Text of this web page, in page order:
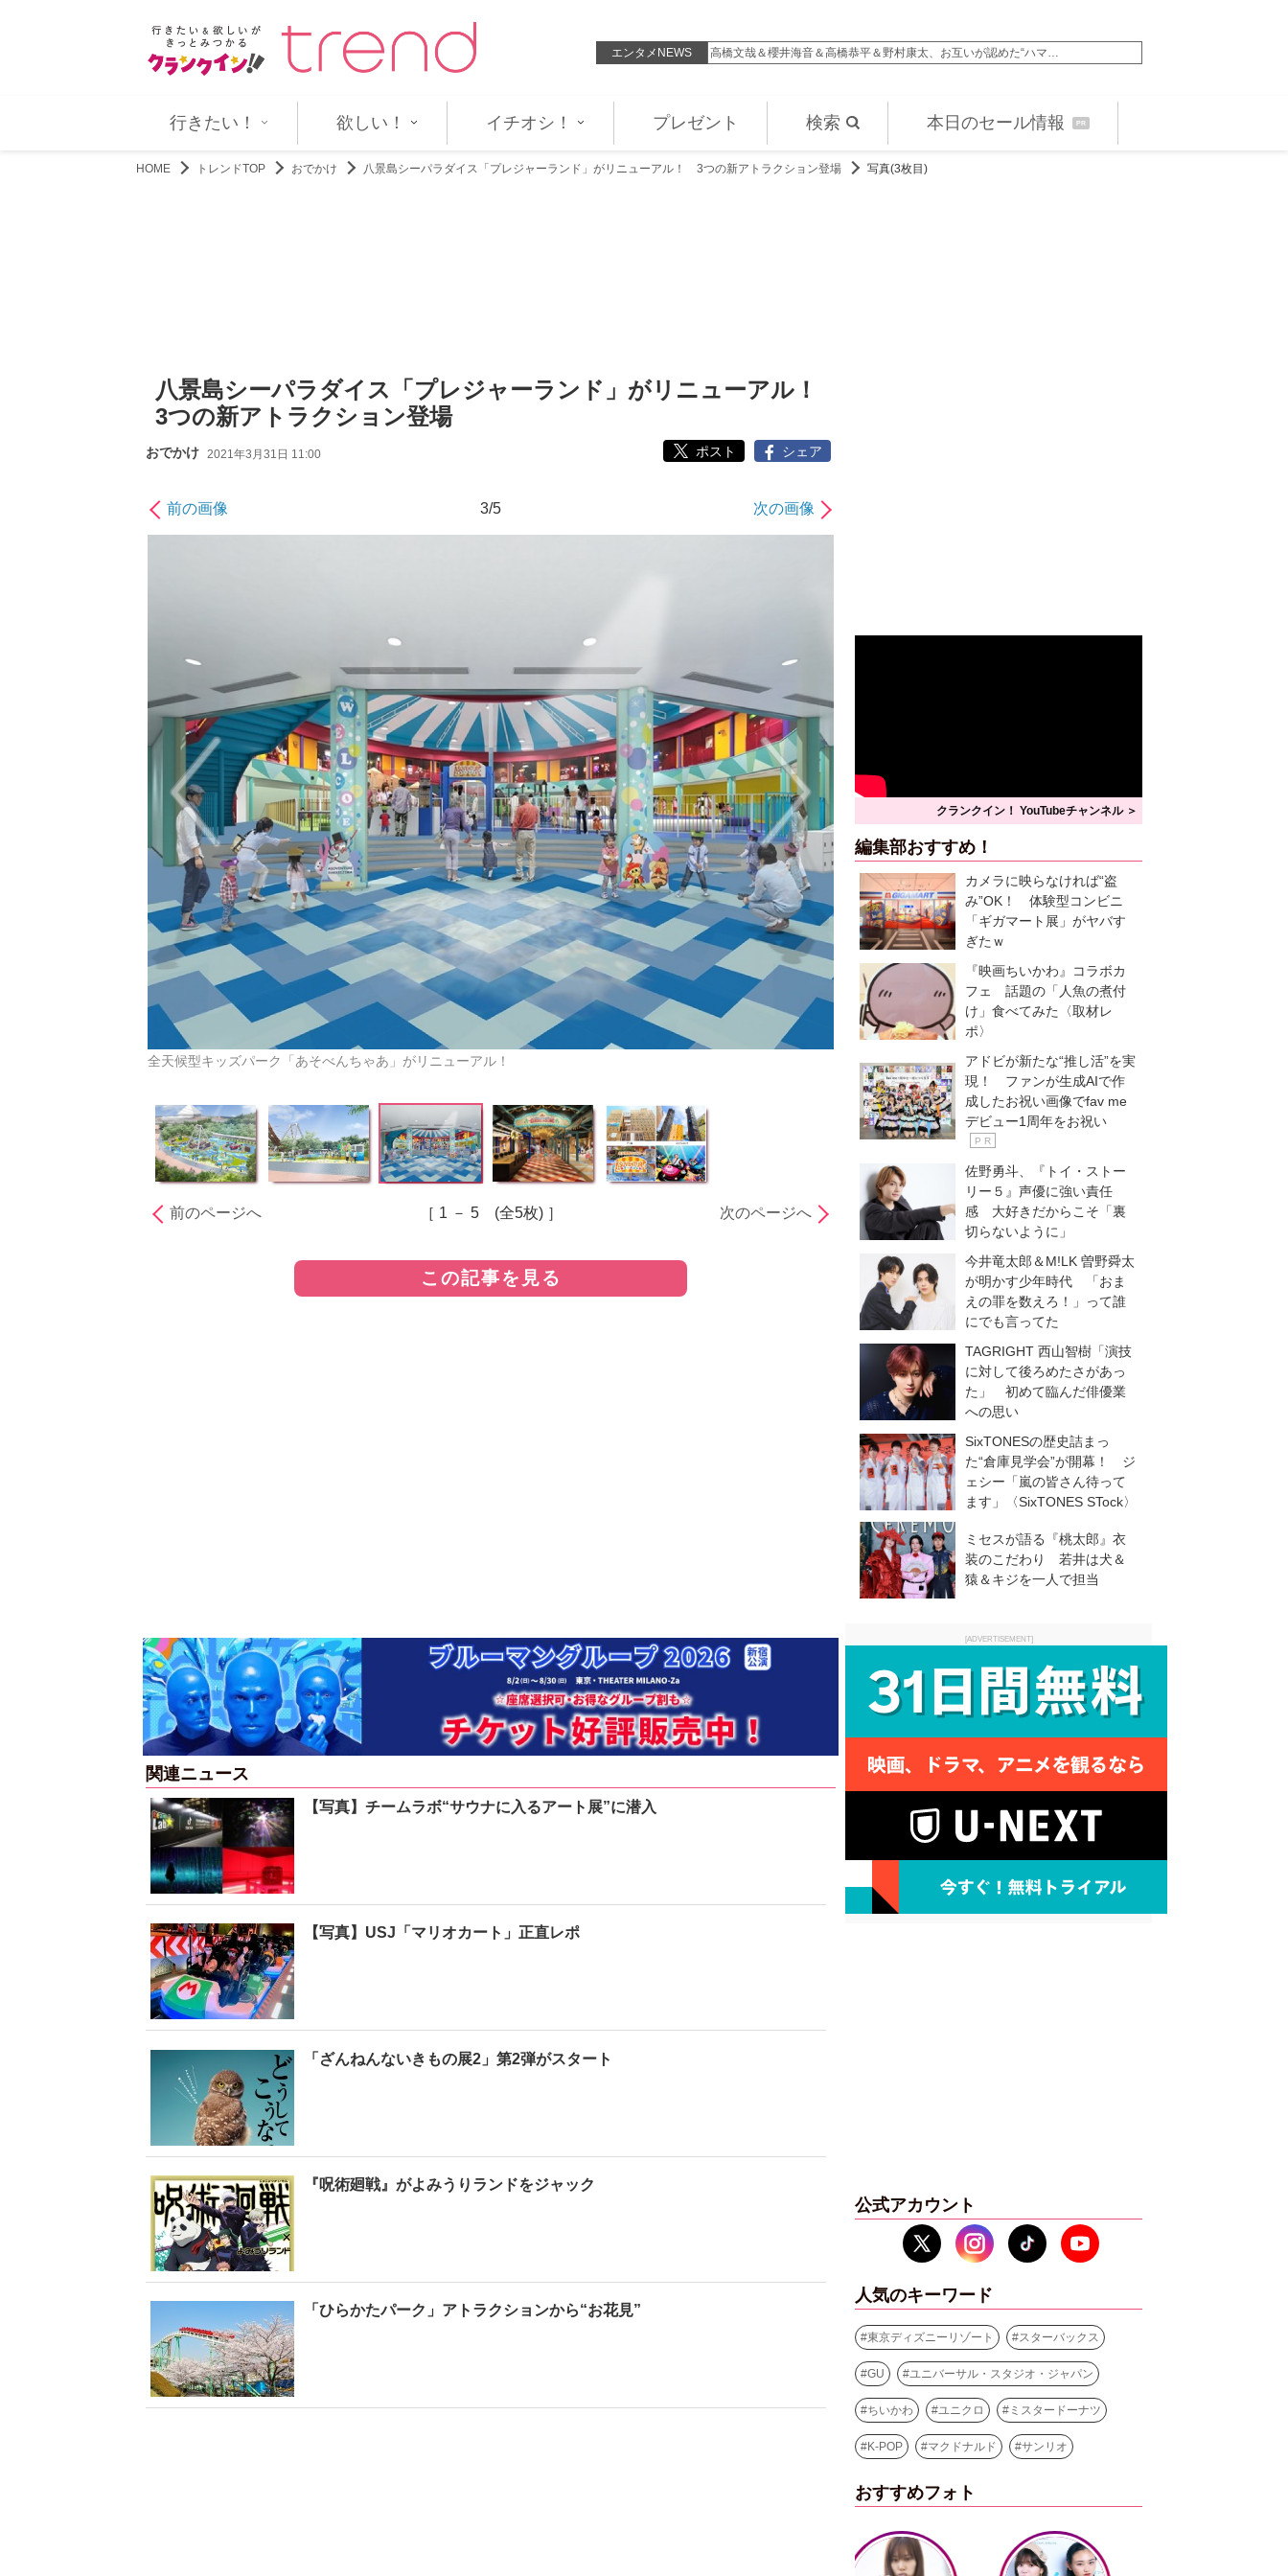
エンタメNEWS
大高洋夫×長野里美 解散から15年「第三舞台」はいつでも当時に… 高橋文哉＆櫻井海音＆高橋恭平＆野村康太、お互いが認めた“ハマ…
行きたい！ 欲しい！ イチオシ！ プレゼント 検索 本日のセール情報 PR
HOME トレンドTOP おでかけ 八景島シーパラダイス「プレジャーランド」がリニューアル！ 3つの新アトラクション登場 写真(3枚目)
八景島シーパラダイス「プレジャーランド」がリニューアル！
3つの新アトラクション登場
おでかけ 2021年3月31日 11:00 ポスト シェア
前の画像 3/5 次の画像
全天候型キッズパーク「あそべんちゃあ」がリニューアル！
前のページへ ［ 1 － 5 (全5枚) ］ 次のページへ
この記事を見る
関連ニュース
【写真】チームラボ“サウナに入るアート展”に潜入
【写真】USJ「マリオカート」正直レポ
「ざんねんないきもの展2」第2弾がスタート
『呪術廻戦』がよみうりランドをジャック
「ひらかたパーク」アトラクションから“お花見”
クランクイン！ YouTubeチャンネル ＞
編集部おすすめ！
カメラに映らなければ“盗
み”OK！ 体験型コンビニ
「ギガマート展」がヤバす
ぎたｗ
『映画ちいかわ』コラボカ
フェ 話題の「人魚の煮付
け」食べてみた〈取材レ
ポ〉
アドビが新たな“推し活”を実
現！ ファンが生成AIで作
成したお祝い画像でfav me
デビュー1周年をお祝い
P R
佐野勇斗、『トイ・ストー
リー５』声優に強い責任
感 大好きだからこそ「裏
切らないように」
今井竜太郎＆M!LK 曽野舜太
が明かす少年時代 「おま
えの罪を数えろ！」って誰
にでも言ってた
TAGRIGHT 西山智樹「演技
に対して後ろめたさがあっ
た」 初めて臨んだ俳優業
への思い
SixTONESの歴史詰まっ
た“倉庫見学会”が開幕！ ジ
ェシー「嵐の皆さん待って
ます」〈SixTONES STock〉
ミセスが語る『桃太郎』衣
装のこだわり 若井は犬＆
猿＆キジを一人で担当
[ADVERTISEMENT]
公式アカウント
人気のキーワード
#東京ディズニーリゾート #スターバックス
#GU #ユニバーサル・スタジオ・ジャパン
#ちいかわ #ユニクロ # ミスタードーナツ
#K-POP #マクドナルド #サンリオ
おすすめフォト